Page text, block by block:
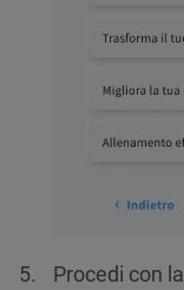
Procedi con la